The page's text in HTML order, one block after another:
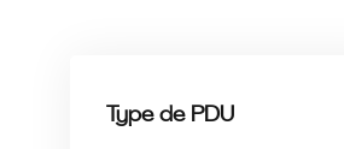
Type de PDU